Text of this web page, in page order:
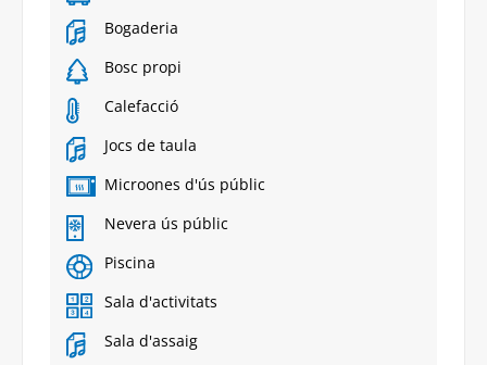
Bogaderia
Bosc propi
Calefacció
Jocs de taula
Microones d'ús públic
Nevera ús públic
Piscina
Sala d'activitats
Sala d'assaig